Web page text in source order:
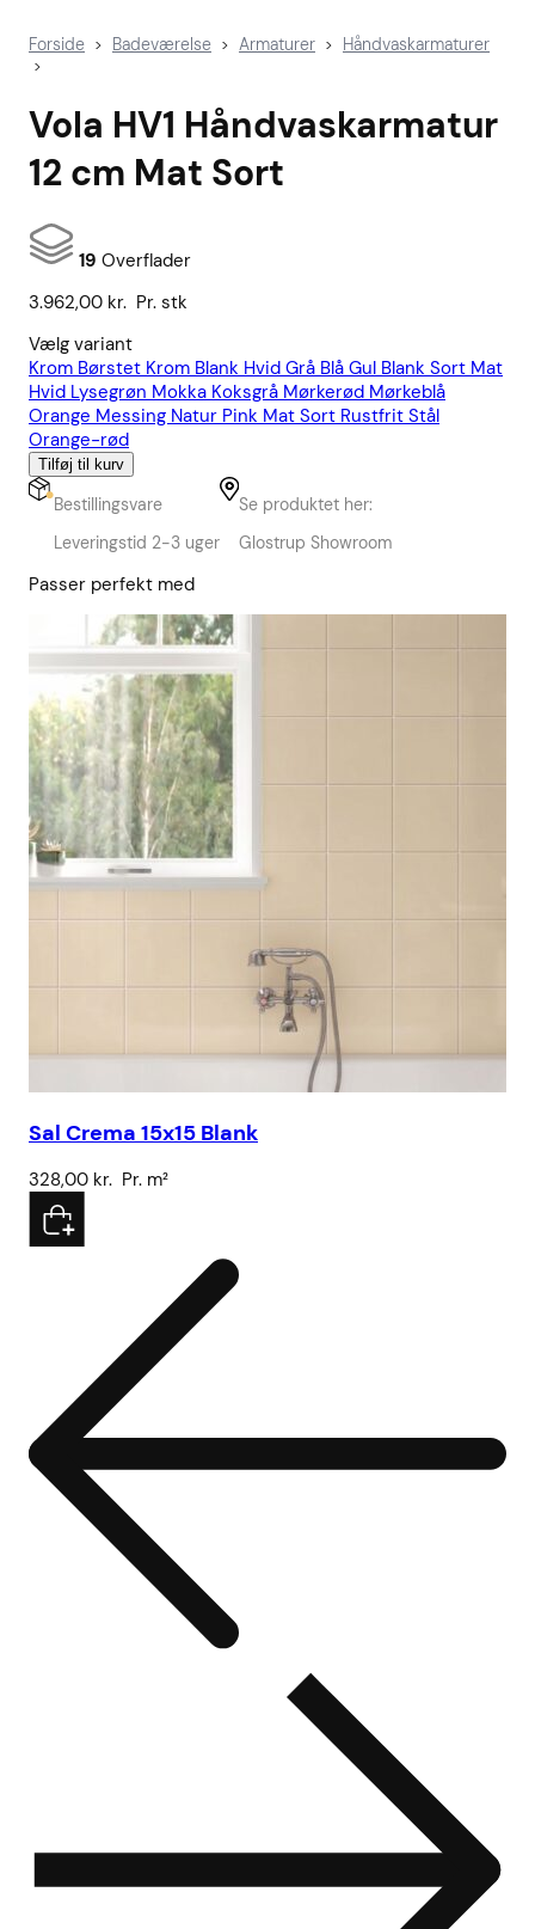
Forside > Badeværelse > Armaturer > Håndvaskarmaturer
>
Vola HV1 Håndvaskarmatur
12 cm Mat Sort
19 Overflader
3.962,00 kr. Pr. stk
Vælg variant
Krom Børstet Krom Blank Hvid Grå Blå Gul Blank Sort Mat
Hvid Lysegrøn Mokka Koksgrå Mørkerød Mørkeblå
Orange Messing Natur Pink Mat Sort Rustfrit Stål
Orange-rød
Tilføj til kurv
Bestillingsvare
Leveringstid 2-3 uger
Se produktet her:
Glostrup Showroom
Passer perfekt med
Sal Crema 15x15 Blank
328,00 kr. Pr. m²